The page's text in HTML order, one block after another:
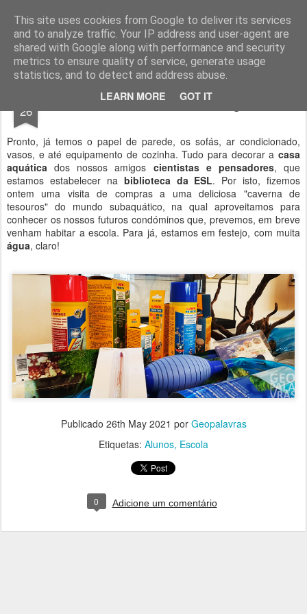
This site uses cookies from Google to deliver its services
and to analyze traffic. Your IP address and user-agent are
shared with Google along with performance and security
metrics to ensure quality of service, generate usage
statistics, and to detect and address abuse.
LEARN MORE GOT IT
Geopalavras
canal800 clique ZapCanal
26 Só faltam os nossos amigos!
Pronto, já temos o papel de parede, os sofás, ar condicionado,
vasos, e até equipamento de cozinha. Tudo para decorar a casa
aquáticados nossos amigos cientistas e pensadores, que
estamos estabelecer na biblioteca da ESL. Por isto, fizemos
ontem uma visita de compras a uma deliciosa "caverna de
tesouros" do mundo subaquático, na qual aproveitamos para
conhecer os nossos futuros condóminos que, prevemos, em breve
venham habitar a escola. Para já, estamos em festejo, com muita
água, claro!
Publicado 26th May 2021 por Geopalavras
Etiquetas: Alunos Escola
0 Adicione um comentário